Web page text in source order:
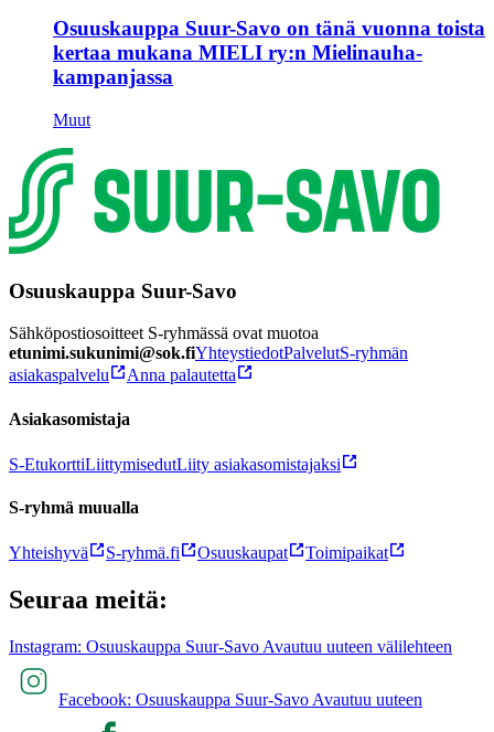
Osuuskauppa Suur-Savo on tänä vuonna toista
kertaa mukana MIELI ry:n Mielinauha-
kampanjassa
Muut
Osuuskauppa Suur-Savo
Sähköpostiosoitteet S-ryhmässä ovat muotoa
etunimi.sukunimi@sok.fiYhteystiedotPalvelutS-ryhmän
asiakaspalvelu
Anna palautetta
Asiakasomistaja
S-EtukorttiLiittymisedutLiity asiakasomistajaksi
S-ryhmä muualla
Yhteishyvä S-ryhmä.fi Osuuskaupat Toimipaikat
Seuraa meitä:
Instagram: Osuuskauppa Suur-Savo Avautuu uuteen välilehteen
Facebook: Osuuskauppa Suur-Savo Avautuu uuteen